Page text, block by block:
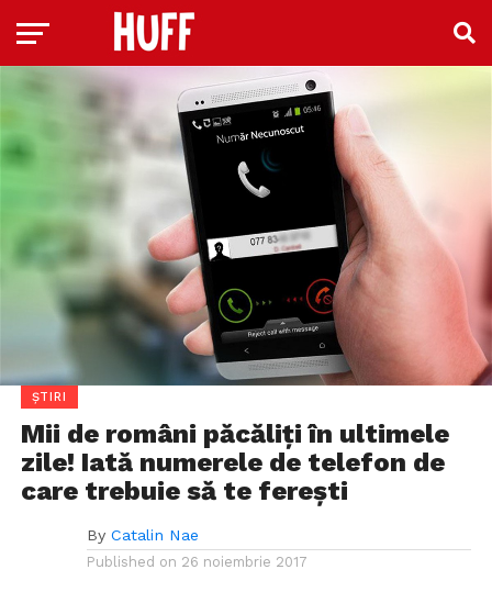
ȘTIRI
Mii de români păcăliți în ultimele
zile! Iată numerele de telefon de
care trebuie să te ferești
By Catalin Nae
Published on 26 noiembrie 2017